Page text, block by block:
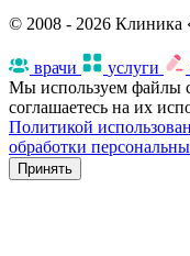
© 2008 - 2026
врачи услуги
Мы используем файлы
соглашаетесь на их
Политикой
обработки
Принять